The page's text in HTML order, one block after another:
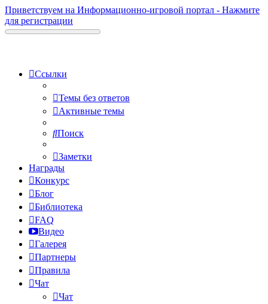
Приветствуем на Информационно-игровой портал - Нажмите
для регистрации
Ссылки
Темы без ответов
Активные темы
Поиск
Заметки
Награды
Конкурс
Блог
Библиотека
FAQ
Видео
Галерея
Партнеры
Правила
Чат
Чат